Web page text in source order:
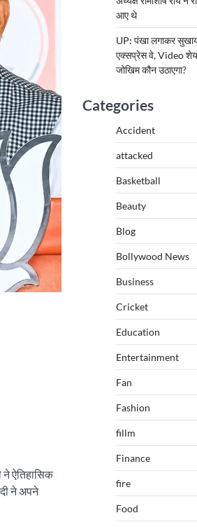
ऐतिहासिक
ने अपने
आए थे
UP: पंखा लगाकर
एक्सप्रेस वे, Video
जोखिम कौन उठाएगा?
Categories
Accident
attacked
Basketball
Beauty
Blog
Bollywood News
Business
Cricket
Education
Entertainment
Fan
Fashion
fillm
Finance
fire
Food